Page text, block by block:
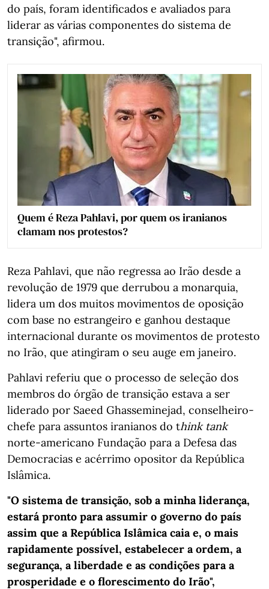
do país, foram identificados e avaliados para
liderar as várias componentes do sistema de
transição", afirmou.
Quem é Reza Pahlavi, por quem os iranianos
clamam nos protestos?
Reza Pahlavi, que não regressa ao Irão desde a
revolução de 1979 que derrubou a monarquia,
lidera um dos muitos movimentos de oposição
com base no estrangeiro e ganhou destaque
internacional durante os movimentos de protesto
no Irão, que atingiram o seu auge em janeiro.
Pahlavi referiu que o processo de seleção dos
membros do órgão de transição estava a ser
liderado por Saeed Ghasseminejad, conselheiro-
chefe para assuntos iranianos do think tank
norte-americano Fundação para a Defesa das
Democracias e acérrimo opositor da República
Islâmica.
"O sistema de transição, sob a minha liderança,
estará pronto para assumir o governo do país
assim que a República Islâmica caia e, o mais
rapidamente possível, estabelecer a ordem, a
segurança, a liberdade e as condições para a
prosperidade e o florescimento do Irão",